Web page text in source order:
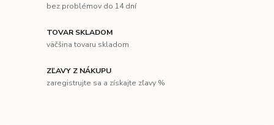
bez problémov do 14 dní
TOVAR SKLADOM
väčšina tovaru skladom
ZĽAVY Z NÁKUPU
zaregistrujte sa a získajte zľavy %